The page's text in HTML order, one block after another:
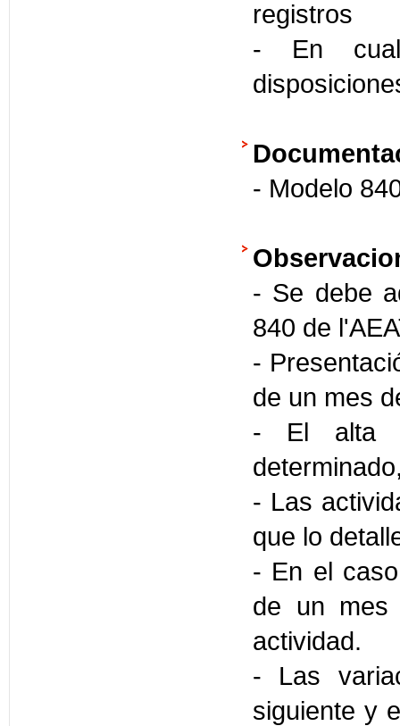
registros
- En
- Modelo
- Se debe
840 de
-
de un mes
- El alta
- Las
que lo
- En el
de un
actividad.
- Las
siguiente y